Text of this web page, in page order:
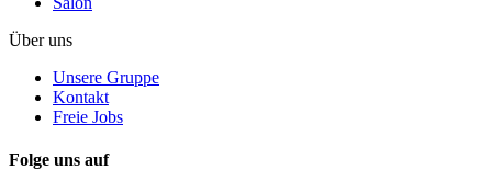
Über uns
Unsere Gruppe
Kontakt
Freie Jobs
Folge uns auf